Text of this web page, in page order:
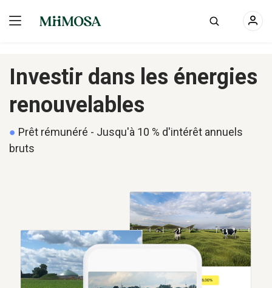
Investir dans les énergies
renouvelables
● Prêt rémunéré - Jusqu'à 10 % d'intérêt annuels
bruts